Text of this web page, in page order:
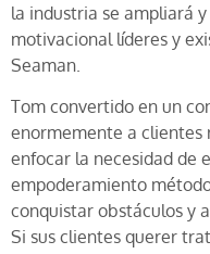
la industria se ampliará
motivacional líderes y
Seaman.
Tom convertido en un
enormemente a clientes
enfocar la necesidad de
empoderamiento
conquistar obstáculos y
Si sus clientes querer